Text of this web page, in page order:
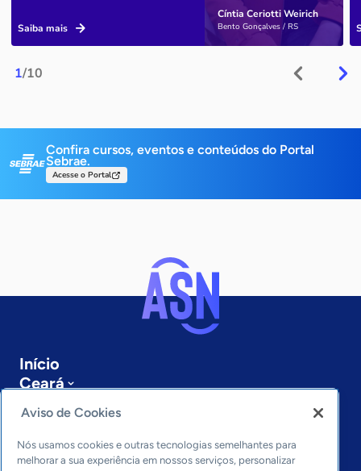
1/10
Cíntia Ceriotti Weirich
Bento Gonçalves / RS
Saiba mais
Confira cursos, eventos e conteúdos do Portal
Sebrae.
Acesse o Portal
Início
Ceará
Sobre a ASN
Últimas notícias
Entre em contato
Editorias
Aviso de Cookies
Nós usamos cookies e outras tecnologias semelhantes para
melhorar a sua experiência em nossos serviços, personalizar